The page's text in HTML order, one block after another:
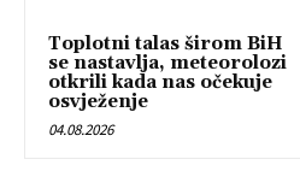
Toplotni talas širom BiH
se nastavlja, meteorolozi
otkrili kada nas očekuje
osvježenje
04.08.2026